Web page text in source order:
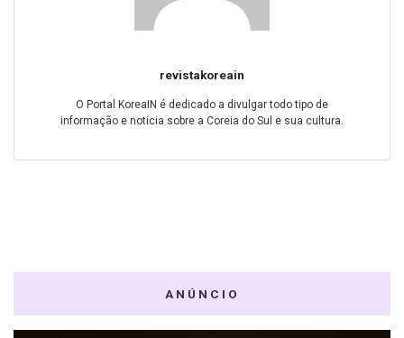
revistakoreain
O Portal KoreaIN é dedicado a divulgar todo tipo de
informação e noticia sobre a Coreia do Sul e sua cultura.
ANÚNCIO